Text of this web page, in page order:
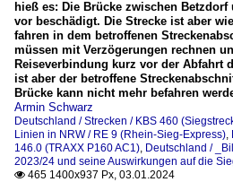
hieß es: Die Brücke zwischen
vor beschädigt. Die Strecke ist aber
fahren in dem betroffenen
müssen mit Verzögerungen rechnen
Reiseverbindung kurz vor der Abfahrt
ist aber der betroffene
Brücke kann nicht mehr befahren
Armin Schwarz
Deutschland / Strecken / KBS 460
Linien in NRW / RE 9 (Rhein-Sieg-Express)
146.0 (TRAXX P160 AC1) Deutschland /
2023/24 und seine Auswirkungen auf die
 465 1400x937 Px, 03.01.2024